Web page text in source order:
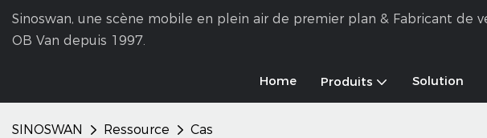
Sinoswan, une scène mobile en plein air de premier plan & Fabricant de
OB Van depuis 1997.
Home Produits Solution
SINOSWAN Ressource
Cas